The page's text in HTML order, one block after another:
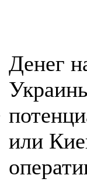
Денег
или